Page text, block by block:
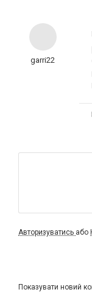
garri22
Авторизуватись або
Показувати новий